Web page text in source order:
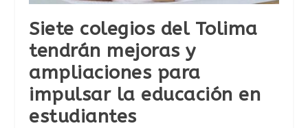
Siete colegios del Tolima
tendrán mejoras y
ampliaciones para
impulsar la educación en
estudiantes